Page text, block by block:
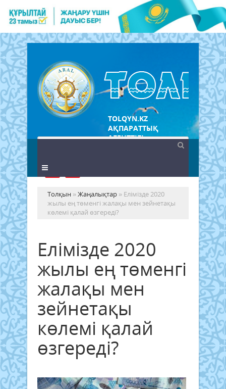
TOLQYN.KZ
АҚПАРАТТЫҚ
АГЕНТТІГІ
Толқын »Жаңалықтар » Елімізде 2020
жылы ең төменгі жалақы мен зейнетақы
көлемі қалай өзгереді?
Елімізде 2020
жылы ең төменгі
жалақы мен
зейнетақы
көлемі қалай
өзгереді?